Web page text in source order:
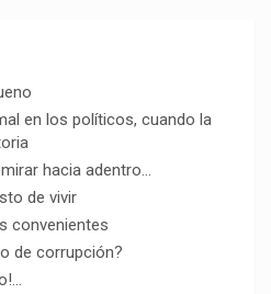
en los políticos, cuando la
hacia adentro…
de vivir
convenientes
de corrupción?